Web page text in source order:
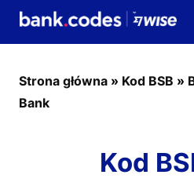
Strona główna » Kod BSB »
Bank
Kod